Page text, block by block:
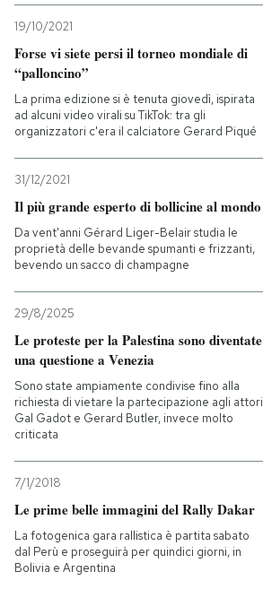
19/10/2021
Forse vi siete persi il torneo mondiale di
“palloncino”
La prima edizione si è tenuta giovedì, ispirata
ad alcuni video virali su TikTok: tra gli
organizzatori c'era il calciatore Gerard Piqué
31/12/2021
Il più grande esperto di bollicine al mondo
Da vent'anni Gérard Liger-Belair studia le
proprietà delle bevande spumanti e frizzanti,
bevendo un sacco di champagne
29/8/2025
Le proteste per la Palestina sono diventate
una questione a Venezia
Sono state ampiamente condivise fino alla
richiesta di vietare la partecipazione agli attori
Gal Gadot e Gerard Butler, invece molto
criticata
7/1/2018
Le prime belle immagini del Rally Dakar
La fotogenica gara rallistica è partita sabato
dal Perù e proseguirà per quindici giorni, in
Bolivia e Argentina